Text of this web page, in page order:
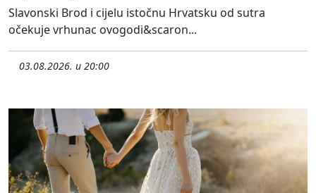
Slavonski Brod i cijelu istočnu Hrvatsku od sutra
očekuje vrhunac ovogodi&scaron...
03.08.2026. u 20:00